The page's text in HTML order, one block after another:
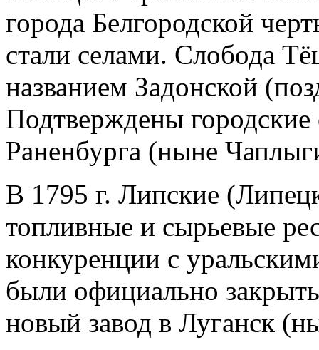
города Белгородской
стали селами. Слобода
названием Задонской
Подтверждены городские
Раненбурга (ныне
В 1795 г. Липские
топливные и сырьевые
конкуренции с
были официально
новый завод в Луганск